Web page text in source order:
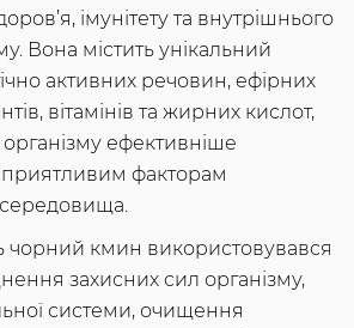
імунітету та внутрішнього
Вона містить унікальний
активних речовин, ефірних
вітамінів та жирних кислот,
ефективніше
факторам
чорний кмин використовувався
захисних сил організму,
системи, очищення